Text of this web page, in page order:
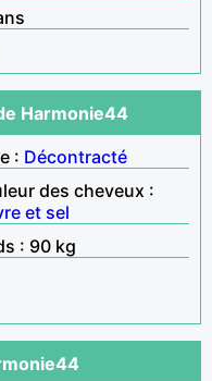
Harmonie44
: Décontracté
des cheveux :
et sel
: 90 kg